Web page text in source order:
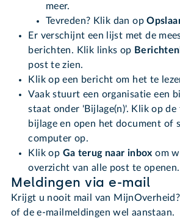
meer.
Tevreden? Klik dan op
Er verschijnt een lijst met de
berichten. Klik links op
post te zien.
Klik op een bericht om het te
Vaak stuurt een organisatie een
staat onder 'Bijlage(n)'. Klik op
bijlage en open het document of
computer op.
Klik op Ga terug naar inboxom
overzicht van alle post te openen.
Meldingen via e-mail
Krijgt u nooit mail van
of de e-mailmeldingen wel aanstaan.